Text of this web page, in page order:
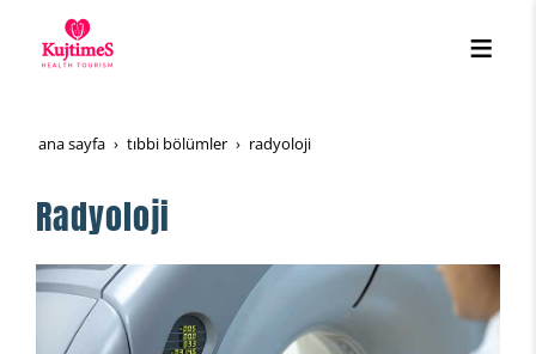
ana sayfa tibbi̇ bölümler radyoloji̇
Radyoloji